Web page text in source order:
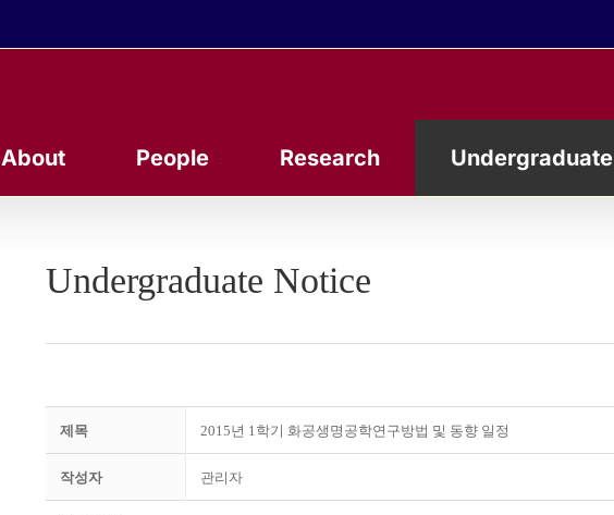
About People Research Undergraduate
Undergraduate Notice
제목 2015년 1학기 화공생명공학연구방법 및 동향 일정
작성자 관리자